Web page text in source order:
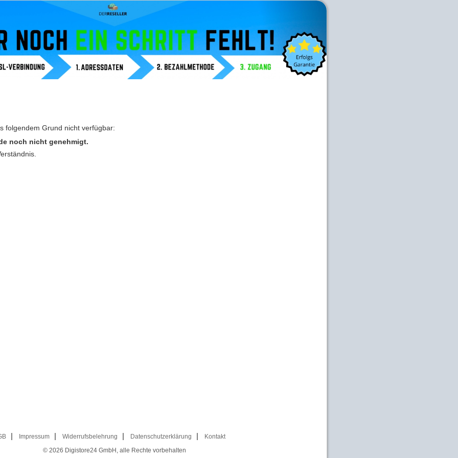
folgendem Grund nicht verfügbar:
noch nicht genehmigt.
Impressum Widerrufsbelehrung Datenschutzerklärung
Kontakt
© 2026 Digistore24 GmbH, alle Rechte vorbehalten